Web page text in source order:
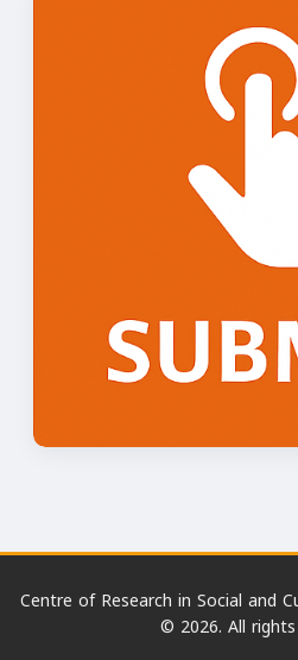
Centre of Research in Social and
© 2026. All